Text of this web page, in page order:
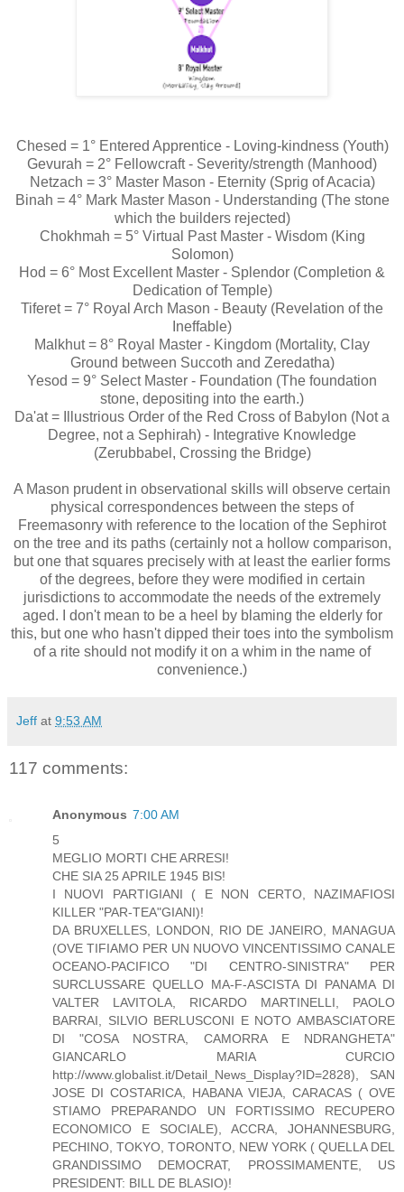
Chesed = 1° Entered Apprentice - Loving-kindness (Youth)
Gevurah = 2° Fellowcraft - Severity/strength (Manhood)
Netzach = 3° Master Mason - Eternity (Sprig of Acacia)
Binah = 4° Mark Master Mason - Understanding (The stone
which the builders rejected)
Chokhmah = 5° Virtual Past Master - Wisdom (King
Solomon)
Hod = 6° Most Excellent Master - Splendor (Completion &
Dedication of Temple)
Tiferet = 7° Royal Arch Mason - Beauty (Revelation of the
Ineffable)
Malkhut = 8° Royal Master - Kingdom (Mortality, Clay
Ground between Succoth and Zeredatha)
Yesod = 9° Select Master - Foundation (The foundation
stone, depositing into the earth.)
Da'at = Illustrious Order of the Red Cross of Babylon (Not a
Degree, not a Sephirah) - Integrative Knowledge
(Zerubbabel, Crossing the Bridge)
A Mason prudent in observational skills will observe certain
physical correspondences between the steps of
Freemasonry with reference to the location of the Sephirot
on the tree and its paths (certainly not a hollow comparison,
but one that squares precisely with at least the earlier forms
of the degrees, before they were modified in certain
jurisdictions to accommodate the needs of the extremely
aged. I don't mean to be a heel by blaming the elderly for
this, but one who hasn't dipped their toes into the symbolism
of a rite should not modify it on a whim in the name of
convenience.)
Jeff at 9:53 AM
117 comments:
Anonymous 7:00 AM
5
MEGLIO MORTI CHE ARRESI!
CHE SIA 25 APRILE 1945 BIS!
I NUOVI PARTIGIANI ( E NON CERTO, NAZIMAFIOSI
KILLER "PAR-TEA"GIANI)!
DA BRUXELLES, LONDON, RIO DE JANEIRO, MANAGUA
(OVE TIFIAMO PER UN NUOVO VINCENTISSIMO CANALE
OCEANO-PACIFICO "DI CENTRO-SINISTRA" PER
SURCLUSSARE QUELLO MA-F-ASCISTA DI PANAMA DI
VALTER LAVITOLA, RICARDO MARTINELLI, PAOLO
BARRAI, SILVIO BERLUSCONI E NOTO AMBASCIATORE
DI "COSA NOSTRA, CAMORRA E NDRANGHETA"
GIANCARLO MARIA CURCIO
http://www.globalist.it/Detail_News_Display?ID=2828), SAN
JOSE DI COSTARICA, HABANA VIEJA, CARACAS ( OVE
STIAMO PREPARANDO UN FORTISSIMO RECUPERO
ECONOMICO E SOCIALE), ACCRA, JOHANNESBURG,
PECHINO, TOKYO, TORONTO, NEW YORK ( QUELLA DEL
GRANDISSIMO DEMOCRAT, PROSSIMAMENTE, US
PRESIDENT: BILL DE BLASIO)!